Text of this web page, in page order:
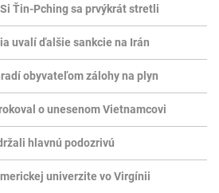
Ťin-Pching sa prvýkrát stretli
uvalí ďalšie sankcie na Irán
obyvateľom zálohy na plyn
o unesenom Vietnamcovi
hlavnú podozrivú
univerzite vo Virgínii